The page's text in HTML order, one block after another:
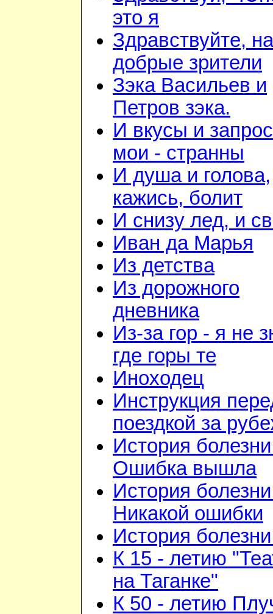
это я
Здравствуйте,
добрые зрители
Зэка Васильев и
Петров зэка.
И вкусы и
мои - странны
И душа и голова,
кажись, болит
И снизу лед, и
Иван да Марья
Из детства
Из дорожного
дневника
Из-за гор - я не
где горы те
Иноходец
Инструкция
поездкой за
История
Ошибка вышла
История
Никакой ошибки
История
К 15 - летию
на Таганке"
К 50 - летию